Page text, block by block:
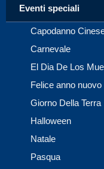
Eventi speciali
Capodanno
Carnevale
El Dia De Los
Felice anno nuovo
Giorno Della Terra
Halloween
Natale
Pasqua